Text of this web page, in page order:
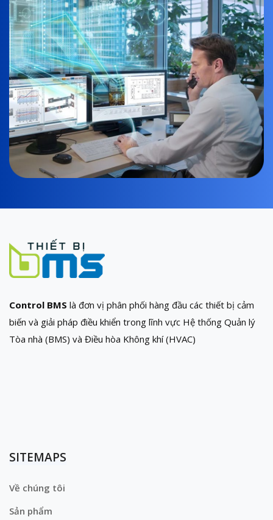
Control BMS là đơn vị phân phối hàng đầu các thiết bị cảm
biến và giải pháp điều khiển trong lĩnh vực Hệ thống Quản lý
Tòa nhà (BMS) và Điều hòa Không khí (HVAC)
SITEMAPS
Về chúng tôi
Sản phẩm